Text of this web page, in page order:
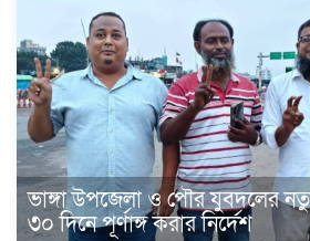
ভাঙ্গা উপজেলা ও পৌর যুবদলের
৩০ দিনে পূর্ণাঙ্গ করার নির্দেশ